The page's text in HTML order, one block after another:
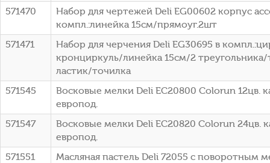
571470
Набор для чертежей Deli EG00602 корпус
компл.:линейка 15см/прямоуг.2шт
571471
Набор для черчения Deli EG30695 в
кронциркуль/линейка 15см/2
ластик/точилка
571545
Восковые мелки Deli EC20800 Colorun 12цв.
европод.
571547
Восковые мелки Deli EC20820 Colorun 24цв.
европод.
571551
Масляная пастель Deli 72055 с поворотным